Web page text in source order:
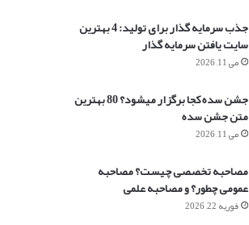
جذب سرمایه گذار برای تولید: 4 بهترین
سایت یافتن سرمایه گذار
می 11, 2026
جشن سده کجا برگزار میشود؟ 80 بهترین
متن جشن سده
می 11, 2026
مصاحبه تخصصی چیست؟ مصاحبه
عمومی چطور؟ و مصاحبه علمی
فوریه 22, 2026